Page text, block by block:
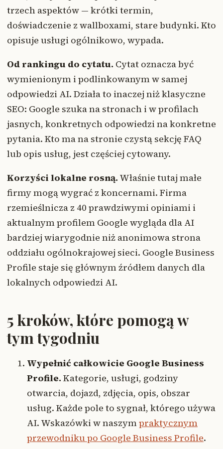
trzech aspektów — krótki termin,
doświadczenie z wallboxami, stare budynki. Kto
opisuje usługi ogólnikowo, wypada.
Od rankingu do cytatu. Cytat oznacza być
wymienionym i podlinkowanym w samej
odpowiedzi AI. Działa to inaczej niż klasyczne
SEO: Google szuka na stronach i w profilach
jasnych, konkretnych odpowiedzi na konkretne
pytania. Kto ma na stronie czystą sekcję FAQ
lub opis usług, jest częściej cytowany.
Korzyści lokalne rosną. Właśnie tutaj małe
firmy mogą wygrać z koncernami. Firma
rzemieślnicza z 40 prawdziwymi opiniami i
aktualnym profilem Google wygląda dla AI
bardziej wiarygodnie niż anonimowa strona
oddziału ogólnokrajowej sieci. Google Business
Profile staje się głównym źródłem danych dla
lokalnych odpowiedzi AI.
5 kroków, które pomogą w
tym tygodniu
Wypełnić całkowicie Google Business
Profile. Kategorie, usługi, godziny
otwarcia, dojazd, zdjęcia, opis, obszar
usług. Każde pole to sygnał, którego używa
AI. Wskazówki w naszympraktycznym
przewodniku po Google Business Profile.